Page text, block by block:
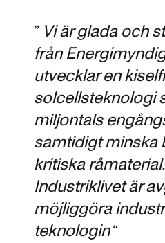
” Vi är glada och
från
utvecklar en
solcellsteknologi
miljontals
samtidigt minska
kritiska
Industriklivet är
möjliggöra
teknologin“